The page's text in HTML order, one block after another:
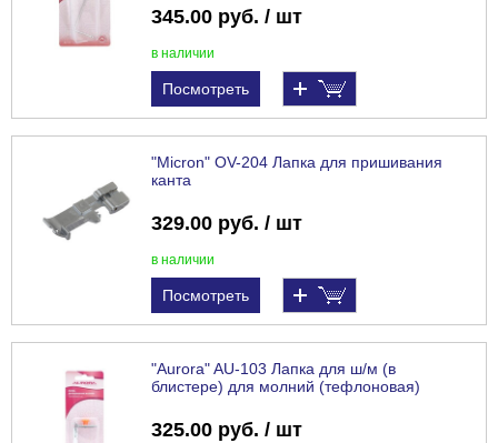
345.00 руб. / шт
в наличии
Посмотреть
"Micron" OV-204 Лапка для пришивания
канта
329.00 руб. / шт
в наличии
Посмотреть
"Aurora" AU-103 Лапка для ш/м (в
блистере) для молний (тефлоновая)
325.00 руб. / шт